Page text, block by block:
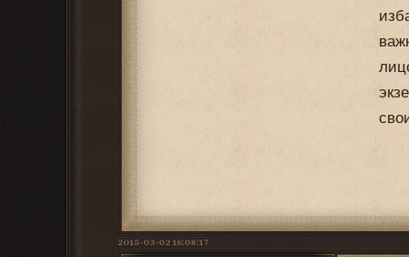
2015-03-02 16:08:17